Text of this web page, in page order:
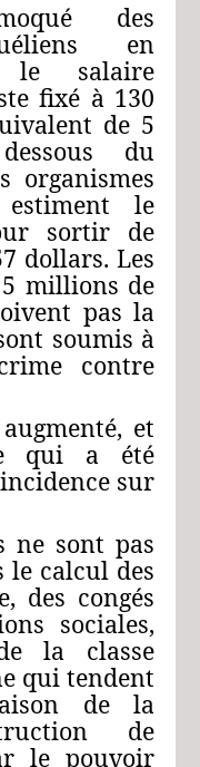
des
en
le salaire
fixé à 130
de 5
du
organismes
le
sortir de
dollars. Les
millions de
pas la
soumis à
contre
et
qui a été
sur
ne sont pas
le calcul des
des congés
sociales,
la classe
qui tendent
de la
de
le pouvoir